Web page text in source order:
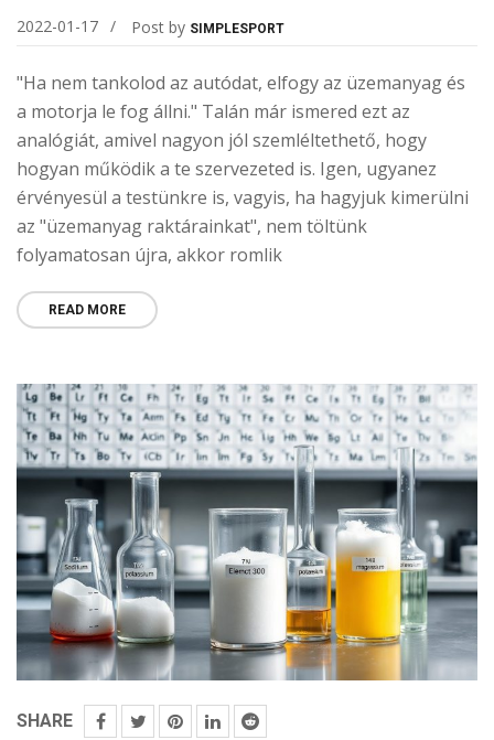
2022-01-17 Post by SIMPLESPORT
"Ha nem tankolod az autódat, elfogy az üzemanyag és
a motorja le fog állni." Talán már ismered ezt az
analógiát, amivel nagyon jól szemléltethető, hogy
hogyan működik a te szervezeted is. Igen, ugyanez
érvényesül a testünkre is, vagyis, ha hagyjuk kimerülni
az "üzemanyag raktárainkat", nem töltünk
folyamatosan újra, akkor romlik
READ MORE
SHARE